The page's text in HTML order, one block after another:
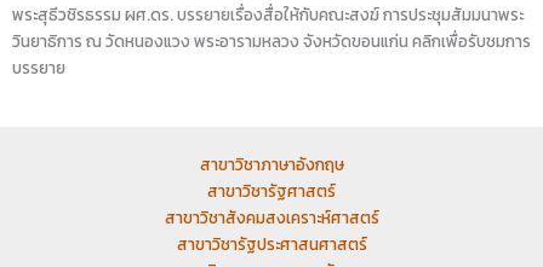
พระสุธีวชิรธรรม ผศ.ดร. บรรยายเรื่องสื่อให้กับคณะสงฆ์ การประชุมสัมมนาพระ
วินยาธิการ ณ วัดหนองแวง พระอารามหลวง จังหวัดขอนแก่น คลิกเพื่อรับชมการ
บรรยาย
สาขาวิชาภาษาอังกฤษ
สาขาวิชารัฐศาสตร์
สาขาวิชาสังคมสงเคราะห์ศาสตร์
สาขาวิชารัฐประศาสนศาสตร์